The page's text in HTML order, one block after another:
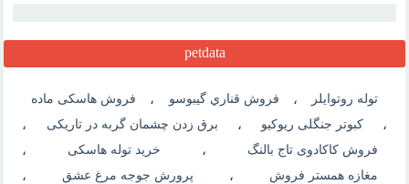
petdata
توله روتوایلر ، فروش قناري گيبوسو ، فروش هاسکی ماده
، کبوتر جنگلی ریوکیو ، برق زدن چشمان گربه در تاریکی ،
فروش کاکادوی تاج بالنگ ، خرید توله هاسکی ،
مغازه همستر فروش ، پرورش جوجه مرغ عشق ،